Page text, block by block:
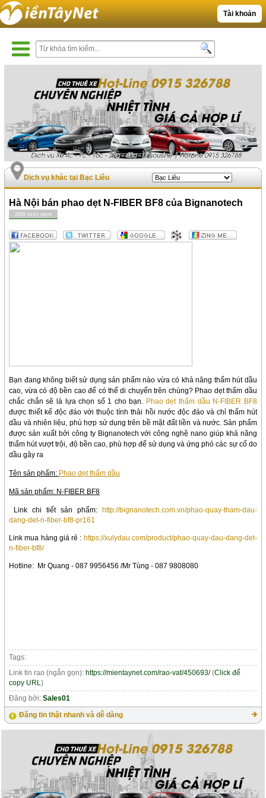
Tài khoản
Dịch vụ khác tại Bạc Liêu
Hà Nội bán phao dẹt N-FIBER BF8 của Bignanotech
389 lượt xem
Bạn đang không biết sử dụng sản phẩm nào vừa có khả năng thấm hút dầu
cao, vừa có độ bền cao để có thể di chuyển trên chúng? Phao dẹt thấm dầu
chắc chắn sẽ là lựa chọn số 1 cho bạn. Phao dẹt thấm dầu N-FIBER BF8
được thiết kế độc đáo với thuộc tính thải hồi nước độc đáo và chỉ thấm hút
dầu và nhiên liệu, phù hợp sử dụng trên bề mặt đất liền và nước. Sản phẩm
được sản xuất bởi công ty Bignanotech với công nghệ nano giúp khả năng
thấm hút vượt trội, độ bền cao, phù hợp để sử dụng và ứng phó các sự cố do
dầu gây ra
Tên sản phẩm: Phao dẹt thấm dầu
Mã sản phẩm: N-FIBER BF8
Link chi tiết sản phẩm: http://bignanotech.com.vn/phao-quay-tham-dau-
dang-det-n-fiber-bf8-pr161
Link mua hàng giá rẻ : https://xulydau.com/product/phao-quay-dau-dang-det-
n-fiber-bf8/
Hotline: Mr Quang - 087 9956456 /Mr Tùng - 087 9808080
Tags:
Link tin rao (ngắn gọn):https://mientaynet.com/rao-vat/450693/(Click để
copy URL)
Đăng bởi:Sales01
Đăng tin thật nhanh và dễ dàng